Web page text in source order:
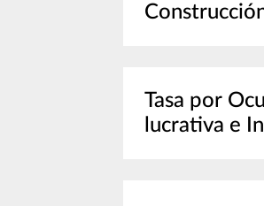
Tasa por
lucrativa e